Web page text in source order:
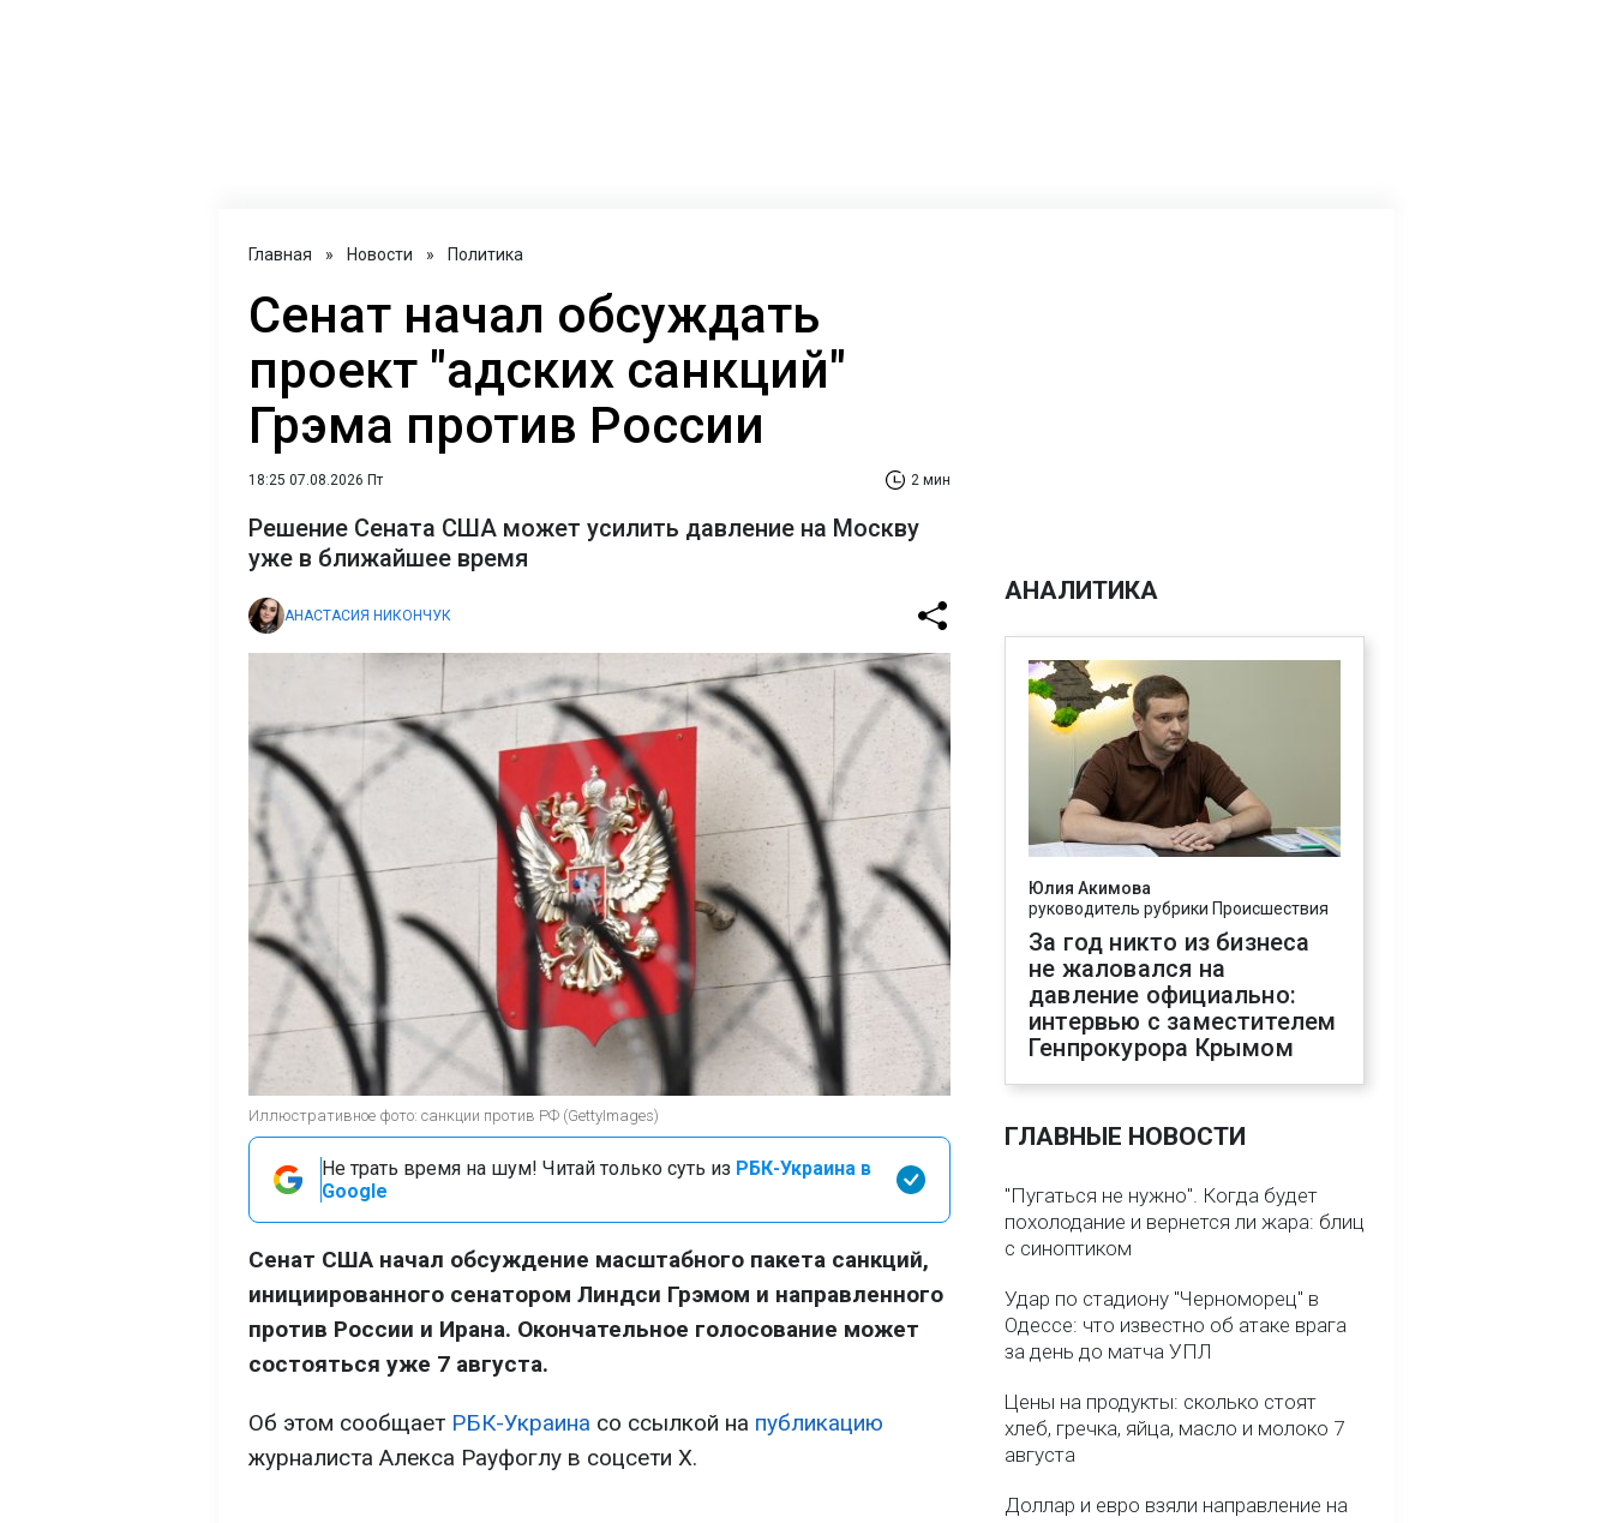
Главная » Новости » Политика
Сенат начал обсуждать
проект "адских санкций"
Грэма против России
18:25 07.08.2026 Пт 2 мин
Решение Сената США может усилить давление на Москву
уже в ближайшее время
АНАСТАСИЯ НИКОНЧУК
Иллюстративное фото: санкции против РФ (GettyImages)
Не трать время на шум! Читай только суть из РБК-Украина в
Google
Сенат США начал обсуждение масштабного пакета санкций,
инициированного сенатором Линдси Грэмом и направленного
против России и Ирана. Окончательное голосование может
состояться уже 7 августа.
Об этом сообщает РБК-Украина со ссылкой на публикацию
журналиста Алекса Рауфоглу в соцсети X.
АНАЛИТИКА
Юлия Акимова
руководитель рубрики Происшествия
За год никто из бизнеса
не жаловался на
давление официально:
интервью с заместителем
Генпрокурора Крымом
ГЛАВНЫЕ НОВОСТИ
"Пугаться не нужно". Когда будет
похолодание и вернется ли жара: блиц
с синоптиком
Удар по стадиону "Черноморец" в
Одессе: что известно об атаке врага
за день до матча УПЛ
Цены на продукты: сколько стоят
хлеб, гречка, яйца, масло и молоко 7
августа
Доллар и евро взяли направление на